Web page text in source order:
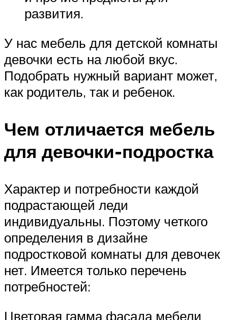
развития.
У нас мебель для детской комнаты
девочки есть на любой вкус.
Подобрать нужный вариант может,
как родитель, так и ребенок.
Чем отличается мебель
для девочки-подростка
Характер и потребности каждой
подрастающей леди
индивидуальны. Поэтому четкого
определения в дизайне
подростковой комнаты для девочек
нет. Имеется только перечень
потребностей:
Цветовая гамма фасада мебели